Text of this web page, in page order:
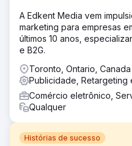
A Edkent Media vem
marketing para empresas
últimos 10 anos,
e B2G.
Toronto, Ontario, Canada
Publicidade, Retargeting
Comércio eletrônico,
Qualquer
Histórias de sucesso